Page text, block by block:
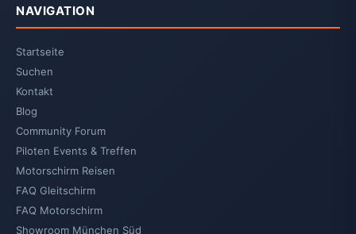
NAVIGATION
Startseite
Suchen
Kontakt
Blog
Community Forum
Piloten Events & Treffen
Motorschirm Reisen
FAQ Gleitschirm
FAQ Motorschirm
Showroom München Süd